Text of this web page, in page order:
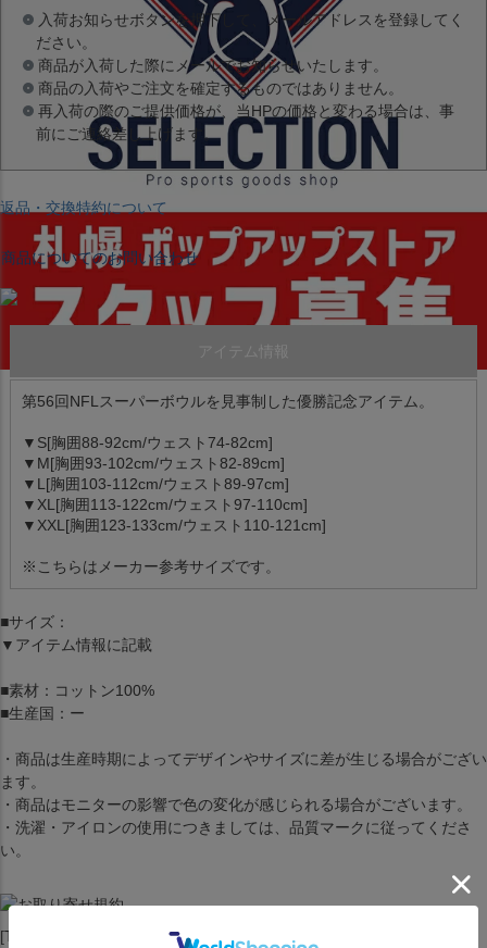
入荷お知らせボタンを押下して、メールアドレスを登録してく
ださい。
商品が入荷した際にメールでお知らせいたします。
商品の入荷やご注文を確定するものではありません。
再入荷の際のご提供価格が、当HPの価格と変わる場合は、事
前にご連絡差し上げます。
返品・交換特約について
商品についてのお問い合わせ
アイテム情報
第56回NFLスーパーボウルを見事制した優勝記念アイテム。
▼S[胸囲88-92cm/ウェスト74-82cm]
▼M[胸囲93-102cm/ウェスト82-89cm]
▼L[胸囲103-112cm/ウェスト89-97cm]
▼XL[胸囲113-122cm/ウェスト97-110cm]
▼XXL[胸囲123-133cm/ウェスト110-121cm]
※こちらはメーカー参考サイズです。
■サイズ：
▼アイテム情報に記載
■素材：コットン100%
■生産国：ー
・商品は生産時期によってデザインやサイズに差が生じる場合がござい
ます。
・商品はモニターの影響で色の変化が感じられる場合がございます。
・洗濯・アイロンの使用につきましては、品質マークに従ってくださ
い。
[Tシャツ][トップス][Super Bowl LVI Champions Parade Celebration